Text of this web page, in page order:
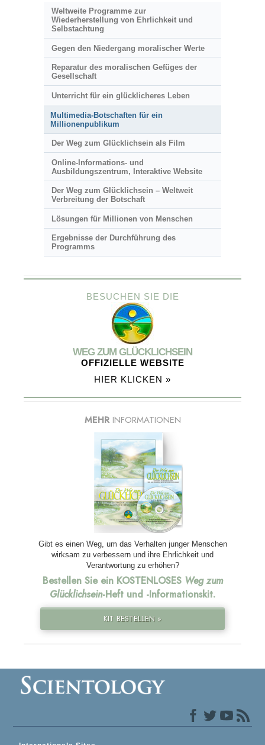
Weltweite Programme zur
Wiederherstellung von Ehrlichkeit und
Selbstachtung
Gegen den Niedergang moralischer Werte
Reparatur des moralischen Gefüges der
Gesellschaft
Unterricht für ein glücklicheres Leben
Multimedia-Botschaften für ein
Millionenpublikum
Der Weg zum Glücklichsein als Film
Online-Informations- und
Ausbildungszentrum, Interaktive Website
Der Weg zum Glücklichsein – Weltweit
Verbreitung der Botschaft
Lösungen für Millionen von Menschen
Ergebnisse der Durchführung des
Programms
BESUCHEN SIE DIE
WEG ZUM GLÜCKLICHSEIN
OFFIZIELLE WEBSITE
HIER KLICKEN »
MEHR INFORMATIONEN
Gibt es einen Weg, um das Verhalten junger Menschen
wirksam zu verbessern und ihre Ehrlichkeit und
Verantwortung zu erhöhen?
Bestellen Sie ein KOSTENLOSES Weg zum
Glücklichsein-Heft und -Informationskit.
KIT BESTELLEN »